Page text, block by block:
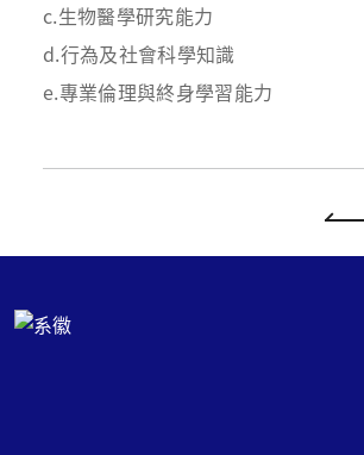
c.生物醫學研究能力
d.行為及社會科學知識
e.專業倫理與終身學習能力